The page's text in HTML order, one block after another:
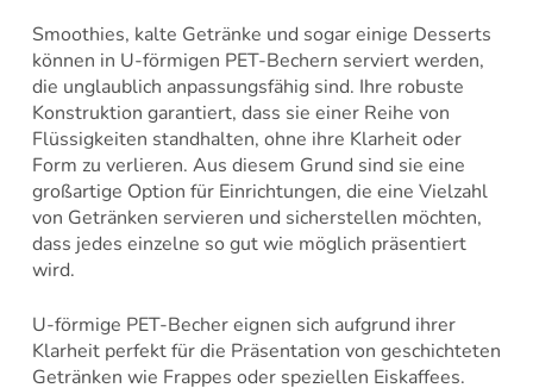
Smoothies, kalte Getränke und sogar einige Desserts
können in U-förmigen PET-Bechern serviert werden,
die unglaublich anpassungsfähig sind. Ihre robuste
Konstruktion garantiert, dass sie einer Reihe von
Flüssigkeiten standhalten, ohne ihre Klarheit oder
Form zu verlieren. Aus diesem Grund sind sie eine
großartige Option für Einrichtungen, die eine Vielzahl
von Getränken servieren und sicherstellen möchten,
dass jedes einzelne so gut wie möglich präsentiert
wird.
U-förmige PET-Becher eignen sich aufgrund ihrer
Klarheit perfekt für die Präsentation von geschichteten
Getränken wie Frappes oder speziellen Eiskaffees.